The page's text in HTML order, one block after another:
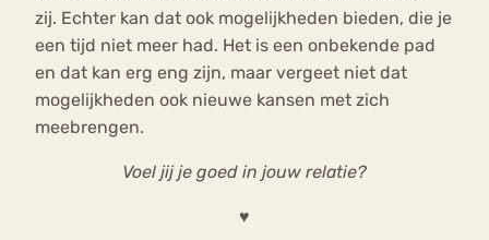
zij. Echter kan dat ook mogelijkheden bieden, die je
een tijd niet meer had. Het is een onbekende pad
en dat kan erg eng zijn, maar vergeet niet dat
mogelijkheden ook nieuwe kansen met zich
meebrengen.
Voel jij je goed in jouw relatie?
♥